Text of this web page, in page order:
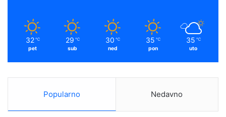
32 ℃
pet
29 ℃
sub
30 ℃
ned
35 ℃
pon
35 ℃
uto
Popularno Nedavno